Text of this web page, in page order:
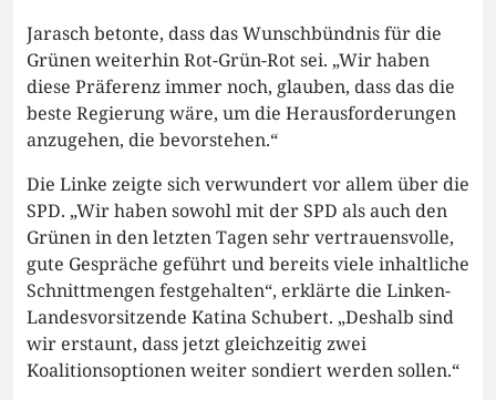
Jarasch betonte, dass das Wunschbündnis für die
Grünen weiterhin Rot-Grün-Rot sei. „Wir haben
diese Präferenz immer noch, glauben, dass das die
beste Regierung wäre, um die Herausforderungen
anzugehen, die bevorstehen.“
Die Linke zeigte sich verwundert vor allem über die
SPD. „Wir haben sowohl mit der SPD als auch den
Grünen in den letzten Tagen sehr vertrauensvolle,
gute Gespräche geführt und bereits viele inhaltliche
Schnittmengen festgehalten“, erklärte die Linken-
Landesvorsitzende Katina Schubert. „Deshalb sind
wir erstaunt, dass jetzt gleichzeitig zwei
Koalitionsoptionen weiter sondiert werden sollen.“